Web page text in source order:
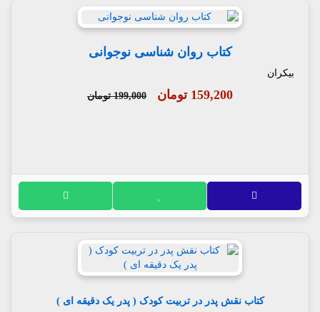
کتاب روان شناسی نوجوانی
بیکران
159,200 تومان 199,000 تومان
کتاب نقش پدر در تربیت کودک ( پدر یک دقیقه ای )